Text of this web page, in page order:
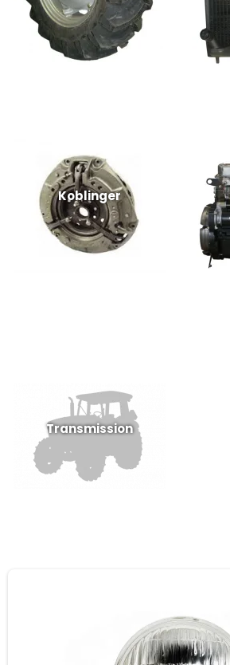
Koblinger
Transmission